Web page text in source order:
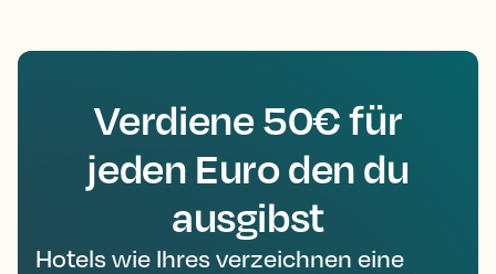
Verdiene 50€ für
jeden Euro den du
ausgibst
Hotels wie Ihres verzeichnen eine